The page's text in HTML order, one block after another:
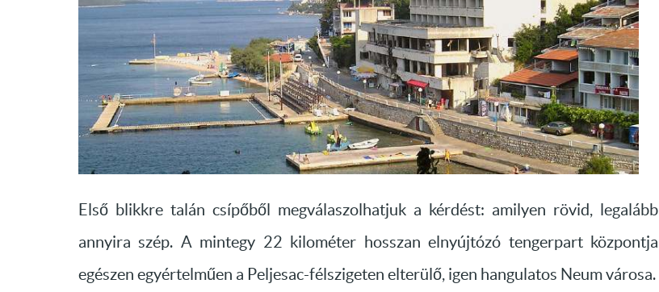
Első blikkre talán csípőből megválaszolhatjuk a kérdést: amilyen rövid, legalább
annyira szép. A mintegy 22 kilométer hosszan elnyújtózó tengerpart központja
egészen egyértelműen a Peljesac-félszigeten elterülő, igen hangulatos Neum városa.